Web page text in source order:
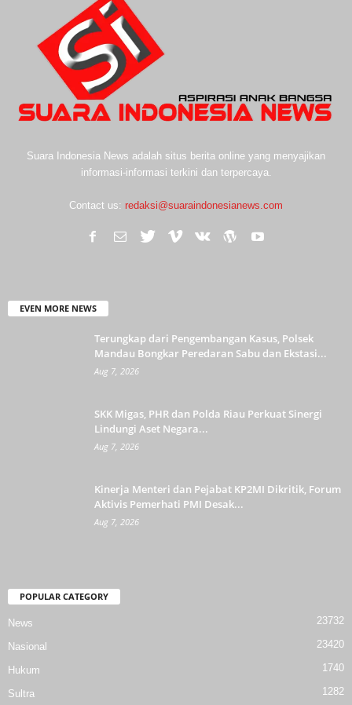
Suara Indonesia News adalah situs berita online yang menyajikan
informasi-informasi terkini dan terpercaya.
Contact us: redaksi@suaraindonesianews.com
EVEN MORE NEWS
Terungkap dari Pengembangan Kasus, Polsek
Mandau Bongkar Peredaran Sabu dan Ekstasi...
Aug 7, 2026
SKK Migas, PHR dan Polda Riau Perkuat Sinergi
Lindungi Aset Negara...
Aug 7, 2026
Kinerja Menteri dan Pejabat KP2MI Dikritik, Forum
Aktivis Pemerhati PMI Desak...
Aug 7, 2026
POPULAR CATEGORY
News 23732
Nasional 23420
Hukum 1740
Sultra 1282